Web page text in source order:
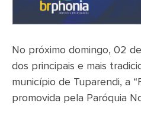
No próximo domingo, 02
dos principais e mais
município de Tuparendi, a
promovida pela Paróquia